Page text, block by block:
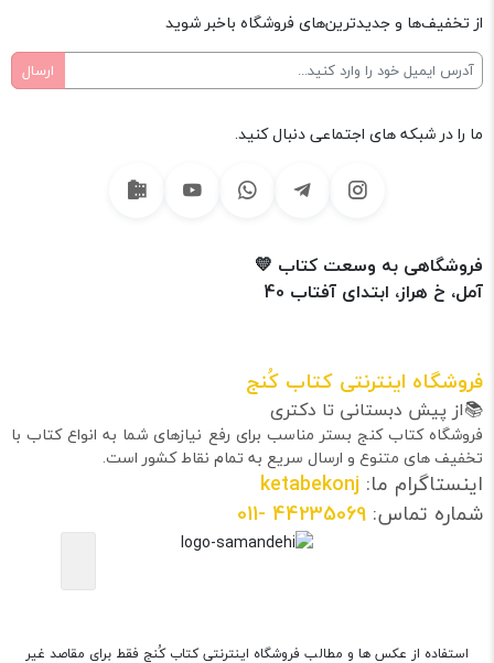
از تخفیف‌ها و جدیدترین‌های فروشگاه باخبر شوید
ما را در شبکه های اجتماعی دنبال کنید.
فروشگاهی به وسعت کتاب 💛
آمل، خ هراز، ابتدای آفتاب 40
فروشگاه اینترنتی کتاب کُنج
📚از پیش دبستانی تا دکتری
فروشگاه کتاب کنج بستر مناسب برای رفع نیازهای شما به انواع کتاب با
تخفیف های متنوع و ارسال سریع به تمام نقاط کشور است.
اینستاگرام ما: ketabekonj
شماره تماس: 44235069
-011
استفاده از عکس ها و مطالب فروشگاه اینترنتی کتاب کُنج فقط برای مقاصد غیر